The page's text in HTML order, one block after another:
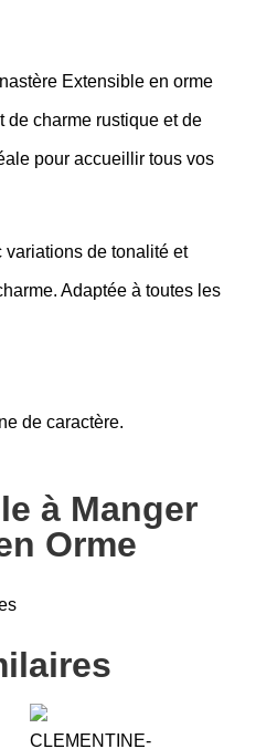
Extensible en orme
de charme rustique et de
pour accueillir tous vos
de tonalité et
Adaptée à toutes les
de caractère.
à Manger
Orme